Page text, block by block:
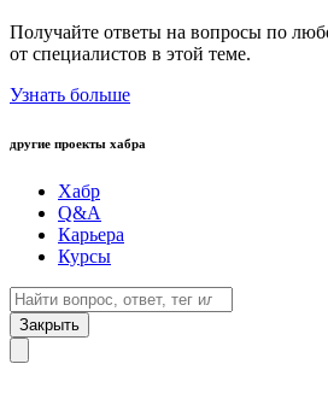
Получайте ответы на вопросы по
от специалистов в этой теме.
Узнать больше
другие проекты хабра
Хабр
Q&A
Карьера
Курсы
Закрыть